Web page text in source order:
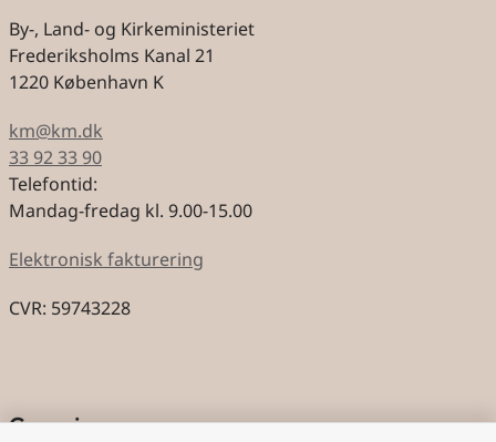
By-, Land- og Kirkeministeriet
Frederiksholms Kanal 21
1220 København K
km@km.dk
33 92 33 90
Telefontid:
Mandag-fredag kl. 9.00-15.00
Elektronisk fakturering
CVR: 59743228
Genveje